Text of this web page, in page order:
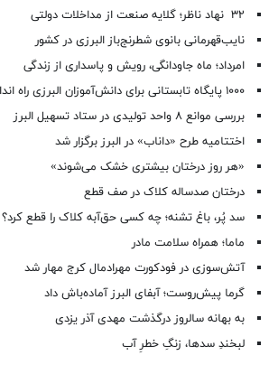
۳۲ نهاد ناظر؛ گلایه صنعت از مداخلات دولتی
نایب‌قهرمانی بانوی شطرنج‌باز البرزی در کشور
امرداد؛ ماه جاودانگی، رویش و پاسداری از زندگی
۱۰۰۰ پایگاه تابستانی برای دانش‌آموزان البرزی راه اندازی شد
بررسی موانع ۸ واحد تولیدی در ستاد تسهیل البرز
اختتامیه طرح «داناب» در البرز برگزار شد
«هر روز درختان بیشتری خشک می‌شوند»
درختان صدساله کلاک در صف قطع
سد پُر، باغ تشنه؛ چه کسی حق‌آبه کلاک را قطع کرد؟
ماما؛ همراه سلامت مادر
آتش‌سوزی در فودکورت مهرادمال کرج مهار شد
گرما پیش‌روست؛ آبفای البرز آماده‌باش داد
به بهانه سالروز درگذشت مهدی آذر یزدی
لبخندِ سدها، زنگِ خطرِ آب